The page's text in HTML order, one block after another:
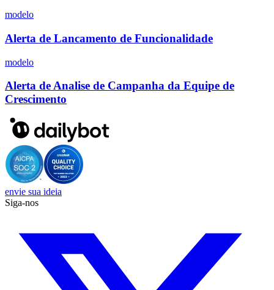
modelo
Alerta de Lancamento de Funcionalidade
modelo
Alerta de Analise de Campanha da Equipe de
Crescimento
envie sua ideia
Siga-nos